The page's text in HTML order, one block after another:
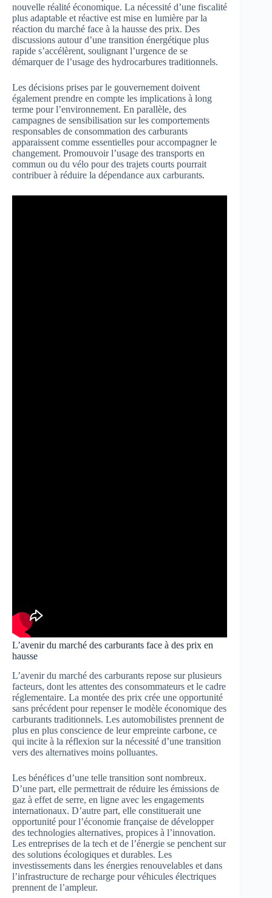
nouvelle réalité économique. La nécessité d’une fiscalité
plus adaptable et réactive est mise en lumière par la
réaction du marché face à la hausse des prix. Des
discussions autour d’une transition énergétique plus
rapide s’accélèrent, soulignant l’urgence de se
démarquer de l’usage des hydrocarbures traditionnels.
Les décisions prises par le gouvernement doivent
également prendre en compte les implications à long
terme pour l’environnement. En parallèle, des
campagnes de sensibilisation sur les comportements
responsables de consommation des carburants
apparaissent comme essentielles pour accompagner le
changement. Promouvoir l’usage des transports en
commun ou du vélo pour des trajets courts pourrait
contribuer à réduire la dépendance aux carburants.
L’avenir du marché des carburants face à des prix en
hausse
L’avenir du marché des carburants repose sur plusieurs
facteurs, dont les attentes des consommateurs et le cadre
réglementaire. La montée des prix crée une opportunité
sans précédent pour repenser le modèle économique des
carburants traditionnels. Les automobilistes prennent de
plus en plus conscience de leur empreinte carbone, ce
qui incite à la réflexion sur la nécessité d’une transition
vers des alternatives moins polluantes.
Les bénéfices d’une telle transition sont nombreux.
D’une part, elle permettrait de réduire les émissions de
gaz à effet de serre, en ligne avec les engagements
internationaux. D’autre part, elle constituerait une
opportunité pour l’économie française de développer
des technologies alternatives, propices à l’innovation.
Les entreprises de la tech et de l’énergie se penchent sur
des solutions écologiques et durables. Les
investissements dans les énergies renouvelables et dans
l’infrastructure de recharge pour véhicules électriques
prennent de l’ampleur.